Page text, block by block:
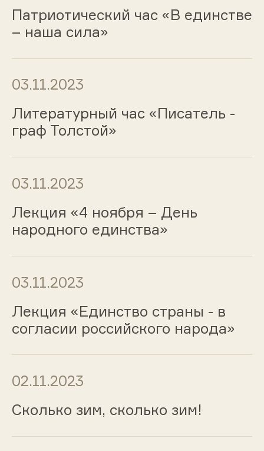
Патриотический час «В единстве
– наша сила»
03.11.2023
Литературный час «Писатель -
граф Толстой»
03.11.2023
Лекция «4 ноября – День
народного единства»
03.11.2023
Лекция «Единство страны - в
согласии российского народа»
02.11.2023
Сколько зим, сколько зим!